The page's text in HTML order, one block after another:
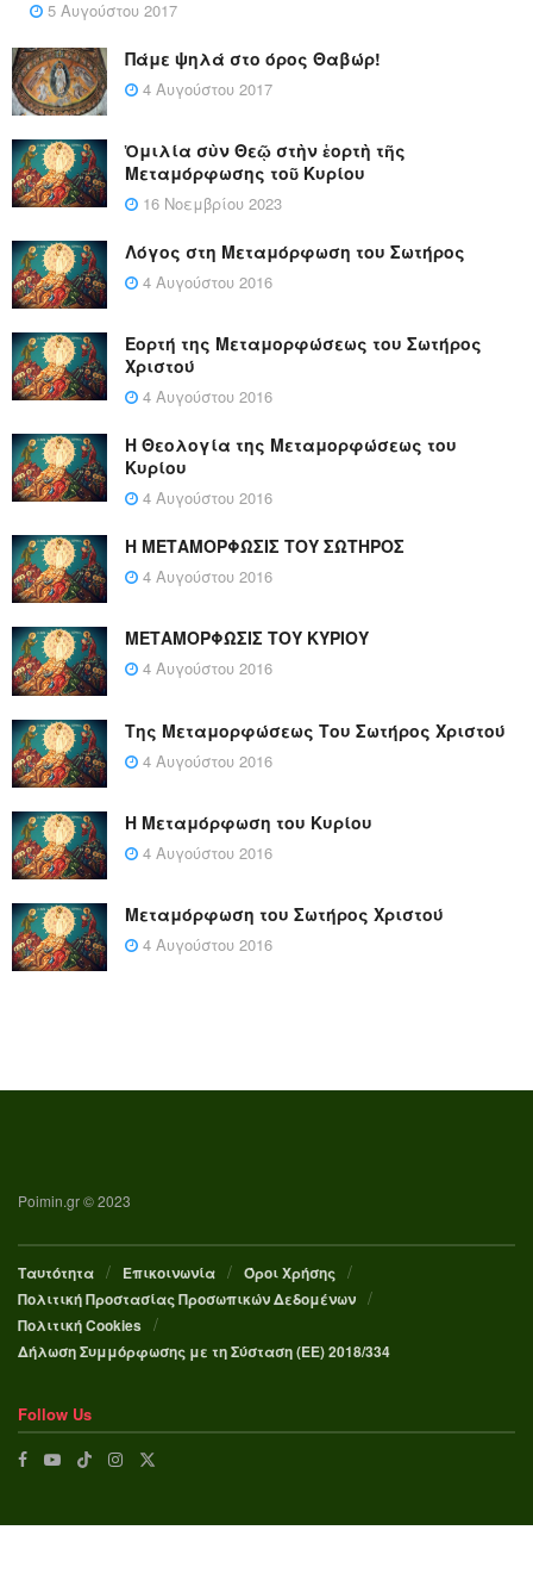
5 Αυγούστου 2017
Πάμε ψηλά στο όρος Θαβώρ!
4 Αυγούστου 2017
Ὁμιλία σὺν Θεῷ στὴν ἑορτὴ τῆς
Μεταμόρφωσης τοῦ Κυρίου
16 Νοεμβρίου 2023
Λόγος στη Μεταμόρφωση του Σωτήρος
4 Αυγούστου 2016
Εορτή της Μεταμορφώσεως του Σωτήρος
Χριστού
4 Αυγούστου 2016
Η Θεολογία της Μεταμορφώσεως του
Κυρίου
4 Αυγούστου 2016
Η ΜΕΤΑΜΟΡΦΩΣΙΣ ΤΟΥ ΣΩΤΗΡΟΣ
4 Αυγούστου 2016
ΜΕΤΑΜΟΡΦΩΣΙΣ ΤΟΥ ΚΥΡΙΟΥ
4 Αυγούστου 2016
Της Μεταμορφώσεως Του Σωτήρος Χριστού
4 Αυγούστου 2016
Η Μεταμόρφωση του Κυρίου
4 Αυγούστου 2016
Μεταμόρφωση του Σωτήρος Χριστού
4 Αυγούστου 2016
Poimin.gr © 2023
Ταυτότητα Επικοινωνία
Όροι Χρήσης
Πολιτική Προστασίας Προσωπικών Δεδομένων
Πολιτική Cookies
Δήλωση Συμμόρφωσης με τη Σύσταση (ΕΕ) 2018/334
Follow Us